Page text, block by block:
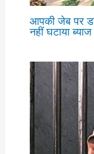
आपकी जेब पर
नहीं घटाया ब्याज